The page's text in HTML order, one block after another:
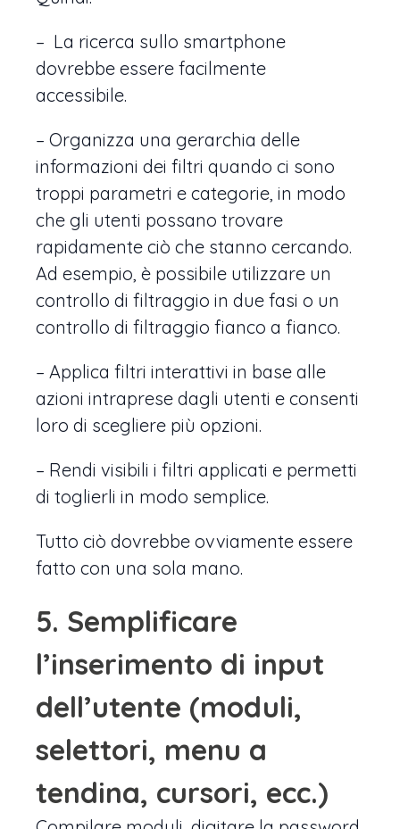
– La ricerca sullo smartphone
dovrebbe essere facilmente
accessibile.
– Organizza una gerarchia delle
informazioni dei filtri quando ci sono
troppi parametri e categorie, in modo
che gli utenti possano trovare
rapidamente ciò che stanno cercando.
Ad esempio, è possibile utilizzare un
controllo di filtraggio in due fasi o un
controllo di filtraggio fianco a fianco.
– Applica filtri interattivi in ​​base alle
azioni intraprese dagli utenti e consenti
loro di scegliere più opzioni.
– Rendi visibili i filtri applicati e permetti
di toglierli in modo semplice.
Tutto ciò dovrebbe ovviamente essere
fatto con una sola mano.
5. Semplificare
l’inserimento di input
dell’utente (moduli,
selettori, menu a
tendina, cursori, ecc.)